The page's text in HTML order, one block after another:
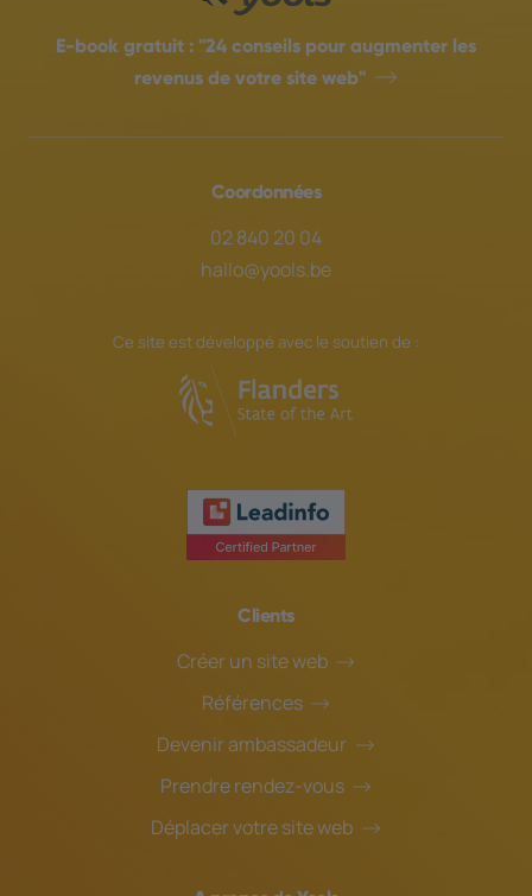
E-book gratuit : "24 conseils pour augmenter les
revenus de votre site web"
Coordonnées
02 840 20 04
hallo@yools.be
Ce site est développé avec le soutien de :
Clients
Créer un site web
Références
Devenir ambassadeur
Prendre rendez-vous
Déplacer votre site web